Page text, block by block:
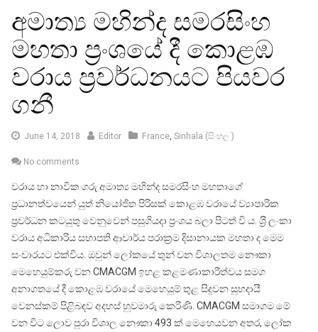
අමාත්‍ය මහින්ද සමරසිංහ
මහතා ප‍්‍රංශයේ දී කොළඹ
වරාය ප‍්‍රවර්ධනයට පියවර
ගනී
June 14, 2018 September
Editor France, Sinhala (සිංහල )
No comments
වරාය හා නාවික ගරු අමාත්‍ය මහින්ද සමරසිංහ මහතාගේ
ප‍්‍රධානත්වයෙන් යුත් නියෝජිත පිරිසක් කොළඹ වරායේ ව්‍යාපාරික
ප‍්‍රවර්ධන කටයුතු වෙනුවෙන් පසුගියදා ප‍්‍රංශය බලා පිටත් වි ය. ශ‍්‍රී ලංකා
වරාය අධිකාරිය සභාපති ආචාර්ය පරාක‍්‍රම දිසානායක මහතා ද මෙම
සංචාරයට එක්විය. ඔවුන් ලෝකයේ තුන් වන විශාලතම නෞකා
මෙහෙයුම්කරු වන CMACGM ඉහළ කළමණාකාරීත්වය සමග
අනාගතයේ දී කොළඹ වරායේ මෙහෙයුම් තුළ සිදුවන සුභදායී
වෙනස්කම් පිළිබඳව අදහස් හුවමාරු කෙරිණි. CMACGM සමාගම මේ
වන විට ලොව පුරා විශාල නෞකා 493 ක් මෙහෙයවන අතර, ලෝක